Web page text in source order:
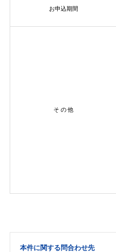
お申込期間
そ の 他
本件に関する問合わせ先